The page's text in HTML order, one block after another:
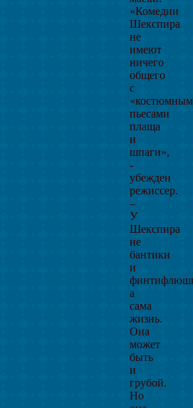
«Комедии
Шекспира
не
имеют
ничего
общего
с
пьесами
плаща
и
шпаги»,
-
убежден
режиссер.
–
У
Шекспира
не
бантики
и
а
сама
жизнь.
Она
может
быть
и
грубой.
Но